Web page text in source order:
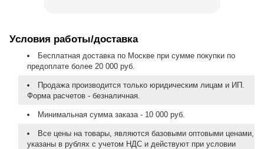
Условия работы/доставка
Бесплатная доставка по Москве при сумме покупки по
предоплате более 20 000 руб.
Продажа производится только юридическим лицам и ИП.
Форма расчетов - безналичная.
Минимальная сумма заказа - 10 000 руб.
Все цены на товары, являются базовыми оптовыми ценами,
указаны в рублях с учетом НДС и действуют при условии